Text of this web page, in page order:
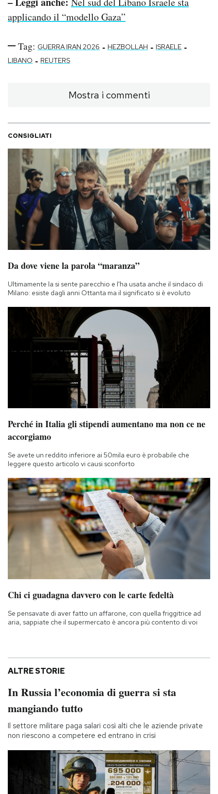
applicando il “modello Gaza”
Tag: GUERRA IRAN 2026 - HEZBOLLAH - ISRAELE -
LIBANO - REUTERS
Mostra i commenti
CONSIGLIATI
Da dove viene la parola “maranza”
Ultimamente la si sente parecchio e l'ha usata anche il sindaco di
Milano: esiste dagli anni Ottanta ma il significato si è evoluto
Perché in Italia gli stipendi aumentano ma non ce ne
accorgiamo
Se avete un reddito inferiore ai 50mila euro è probabile che
leggere questo articolo vi causi sconforto
Chi ci guadagna davvero con le carte fedeltà
Se pensavate di aver fatto un affarone, con quella friggitrice ad
aria, sappiate che il supermercato è ancora più contento di voi
ALTRE STORIE
In Russia l’economia di guerra si sta
mangiando tutto
Il settore militare paga salari così alti che le aziende private
non riescono a competere ed entrano in crisi